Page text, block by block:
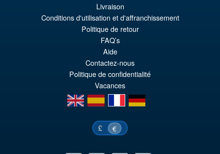
€98.29
IN DEN WARENKORB
Livraison
Conditions d'utilisation et d'affranchissement
Politique de retour
FAQ’s
Aide
Contactez-nous
Politique de confidentialité
Vacances
en
es fr de
£ €